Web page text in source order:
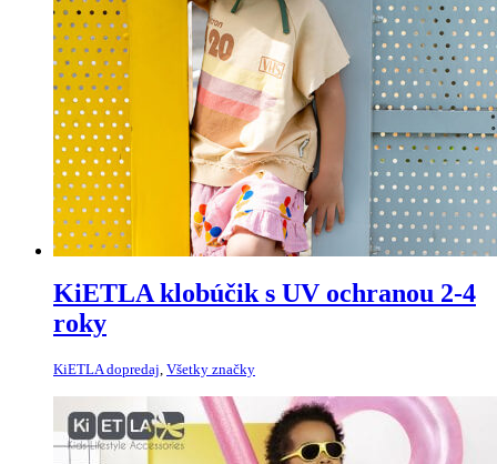
KiETLA klobúčik s UV ochranou 2-4
roky
KiETLA dopredaj, Všetky značky